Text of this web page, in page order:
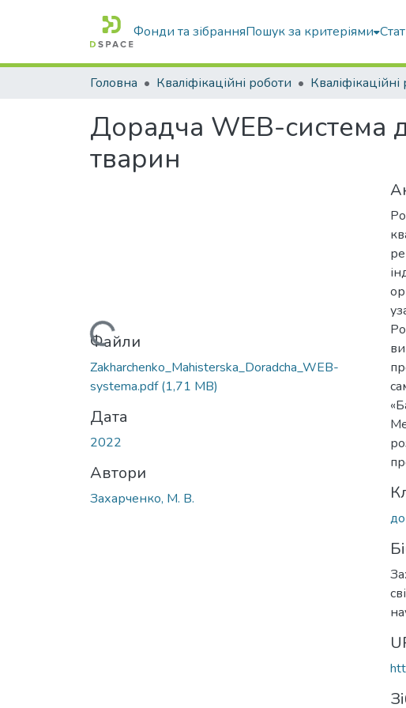
Фонди та зібранняПошук за критеріями
Головна Кваліфікаційні роботи
Дорадча WEB-система
тварин
Вантажиться...
Файли
Zakharchenko_Мahisterska_Doradcha_WEB-
systema.pdf(1,71 MB)
Дата
2022
Автори
Захарченко, М. В.